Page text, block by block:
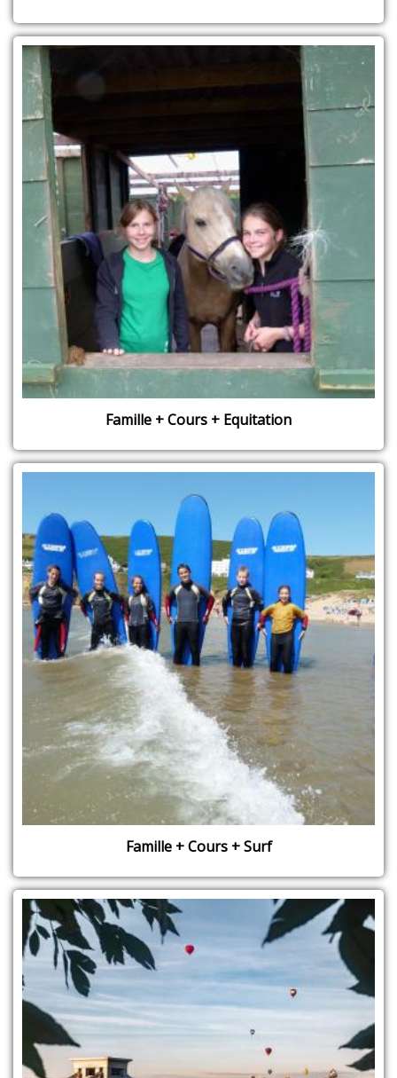
Famille + Cours + Equitation
Famille + Cours + Surf